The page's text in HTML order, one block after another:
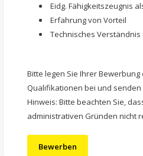
Eidg. Fähigkeitszeugnis
Erfahrung von Vorteil
Technisches
Bitte legen Sie Ihrer
Qualifikationen bei und senden
Hinweis: Bitte beachten Sie,
administrativen Gründen nicht
Bewerben